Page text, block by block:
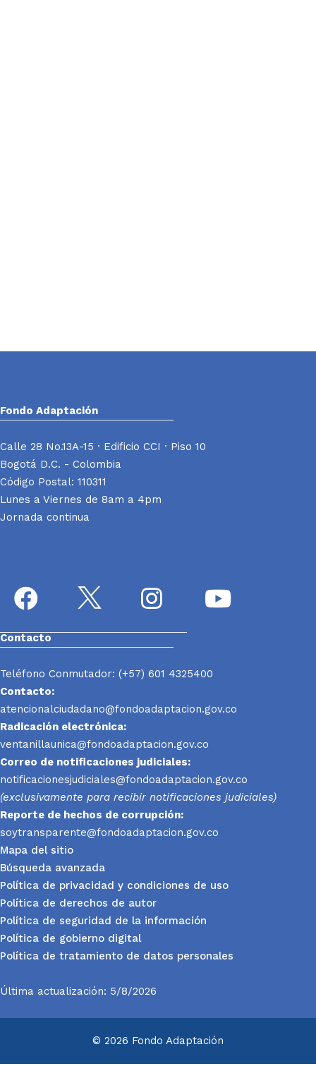
Fondo Adaptación
Calle 28 No.13A-15 · Edificio CCI · Piso 10
Bogotá D.C. - Colombia
Código Postal: 110311
Lunes a Viernes de 8am a 4pm
Jornada continua
Contacto
Teléfono Conmutador: (+57) 601 4325400
Contacto:
atencionalciudadano@fondoadaptacion.gov.co
Radicación electrónica:
ventanillaunica@fondoadaptacion.gov.co
Correo de notificaciones judiciales:
notificacionesjudiciales@fondoadaptacion.gov.co
(exclusivamente para recibir notificaciones judiciales)
Reporte de hechos de corrupción:
soytransparente@fondoadaptacion.gov.co
Mapa del sitio
Búsqueda avanzada
Política de privacidad y condiciones de uso
Política de derechos de autor
Política de seguridad de la información
Política de gobierno digital
Política de tratamiento de datos personales
Última actualización: 5/8/2026
© 2026 Fondo Adaptación